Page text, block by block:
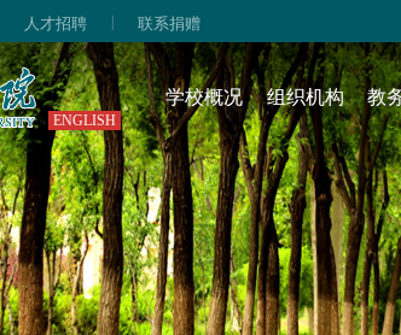
人才招聘 | 联系捐赠
ENGLISH
学校概况 组织机构 教